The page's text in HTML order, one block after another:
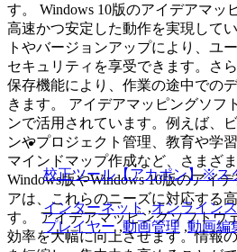
す。 Windows 10版のアイデアマッ
高速かつ安定した動作を実現して
トやバージョンアップにより、ユ
セキュリティを享受できます。さ
保存機能により、作業の途中での
きます。 アイデアマッピングソフ
ンで活用されています。例えば、
ンやプロジェクト管理、教育や学
マインドマップ作成など、さまざ
Windows版やWindows 10版のアイ
アは、これらのニーズに対応する
す。 アイデアマッピングソフトウ
効率を大幅に向上させます。情報
校正ツール【アカポン】※ス
インターネット ,オンライン
プレイヤー,動画管理 ,動画編